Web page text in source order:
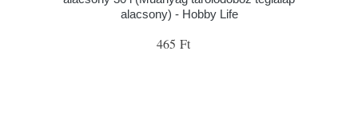
alacsony) - Hobby Life
465 Ft